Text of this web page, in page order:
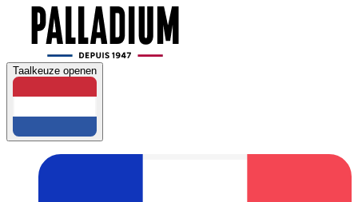
Taalkeuze openen